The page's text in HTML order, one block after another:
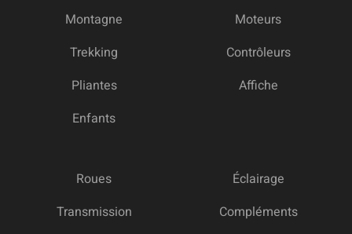
Montagne
Trekking
Pliantes
Enfants
Moteurs
Contrôleurs
Affiche
Roues
Transmission
Éclairage
Compléments